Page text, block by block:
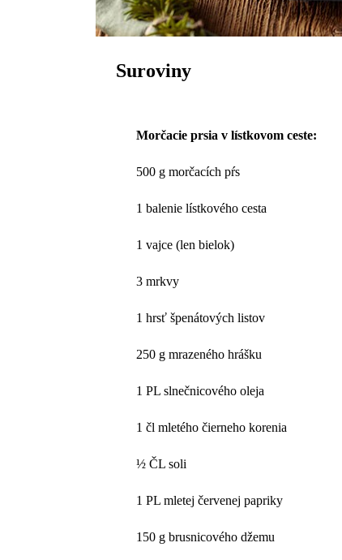
Suroviny
Morčacie prsia v lístkovom ceste:
500 g morčacích pŕs
1 balenie lístkového cesta
1 vajce (len bielok)
3 mrkvy
1 hrsť špenátových listov
250 g mrazeného hrášku
1 PL slnečnicového oleja
1 čl mletého čierneho korenia
½ ČL soli
1 PL mletej červenej papriky
150 g brusnicového džemu